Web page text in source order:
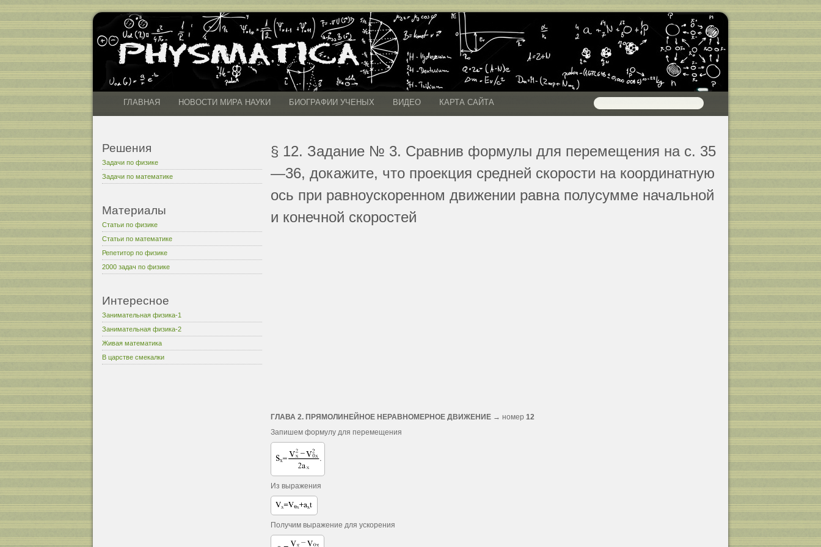
ГЛАВНАЯ НОВОСТИ МИРА НАУКИ БИОГРАФИИ УЧЕНЫХ ВИДЕО КАРТА САЙТА
Решения
Задачи по физике
Задачи по математике
Материалы
Статьи по физике
Статьи по математике
Репетитор по физике
2000 задач по физике
Интересное
Занимательная физика-1
Занимательная физика-2
Живая математика
В царстве смекалки
§ 12. Задание № 3. Сравнив формулы для перемещения на с. 35
—36, докажите, что проекция средней скорости на координатную
ось при равноускоренном движении равна полусумме начальной
и конечной скоростей
ГЛАВА 2. ПРЯМОЛИНЕЙНОЕ НЕРАВНОМЕРНОЕ ДВИЖЕНИЕ → номер 12
Запишем формулу для перемещения
Из выражения
Получим выражение для ускорения